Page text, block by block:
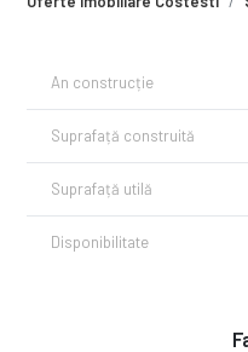
An construcție
Suprafață construită
Suprafață utilă
Disponibilitate